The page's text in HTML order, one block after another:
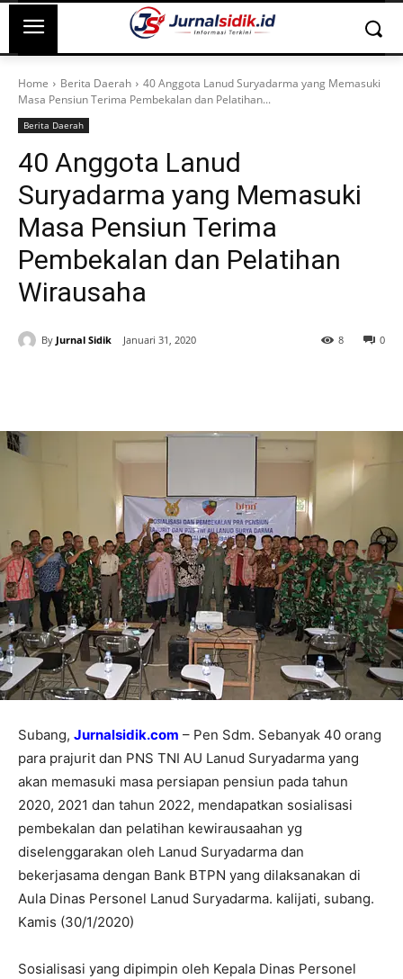
Home Berita Daerah
40 Anggota Lanud Suryadarma yang Memasuki
Masa Pensiun Terima Pembekalan dan Pelatihan...
Berita Daerah
40 Anggota Lanud
Suryadarma yang Memasuki
Masa Pensiun Terima
Pembekalan dan Pelatihan
Wirausaha
By Jurnal Sidik Januari 31, 2020 0
8
Subang, Jurnalsidik.com – Pen Sdm. Sebanyak 40 orang
para prajurit dan PNS TNI AU Lanud Suryadarma yang
akan memasuki masa persiapan pensiun pada tahun
2020, 2021 dan tahun 2022, mendapatkan sosialisasi
pembekalan dan pelatihan kewirausaahan yg
diselenggarakan oleh Lanud Suryadarma dan
bekerjasama dengan Bank BTPN yang dilaksanakan di
Aula Dinas Personel Lanud Suryadarma. kalijati, subang.
Kamis (30/1/2020)
Sosialisasi yang dipimpin oleh Kepala Dinas Personel